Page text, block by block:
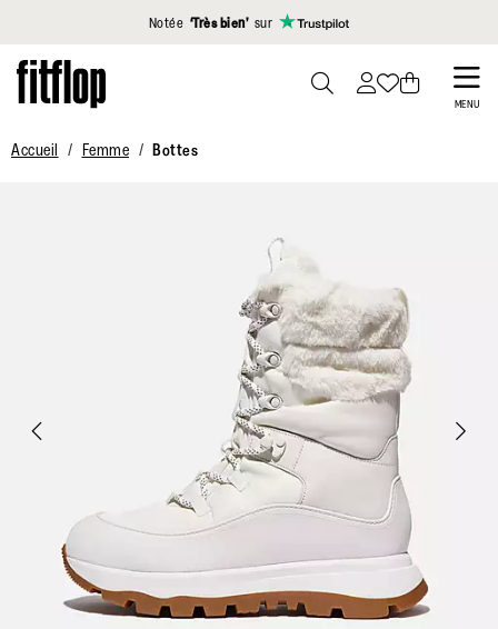
Cliquez pour consulter notre déclaration d'accessibilité
Notée ‘Très bien’ sur
Skip
to
content
MENU
Accueil Femme Bottes